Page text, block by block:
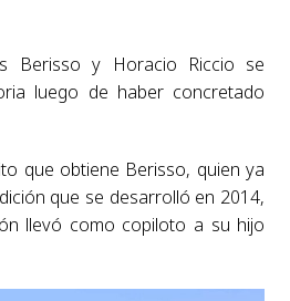
Berisso y Horacio Riccio se
luego de haber concretado
que obtiene Berisso, quien ya
que se desarrolló en 2014,
llevó como copiloto a su hijo